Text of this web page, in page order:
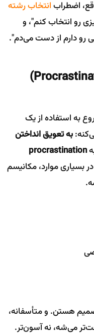
اضطرابانتخاب رشته
رو انتخاب کنم"، و
رو دارم از دست می‌دم".
به استفاده از یک
به تعویق انداختن
procrastination
بسیاری موارد، مکانیسم
هستن. و متأسفانه،
می‌شه، نه آسون‌تر.